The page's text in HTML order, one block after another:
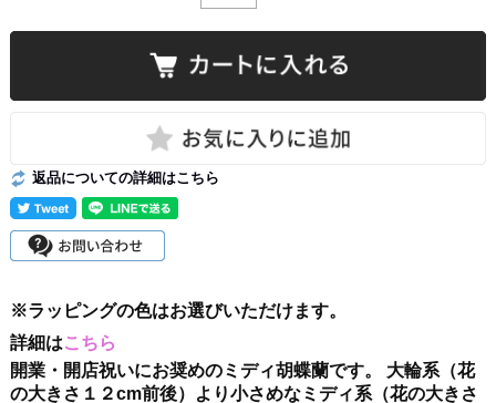
返品についての詳細はこちら
※ラッピングの色はお選びいただけます。
詳細はこちら
開業・開店祝いにお奨めのミディ胡蝶蘭です。 大輪系（花
の大きさ１２cm前後）より小さめなミディ系（花の大きさ